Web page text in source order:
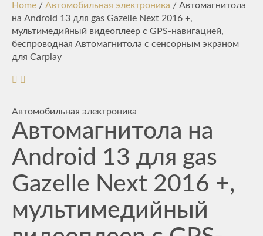
Home / Автомобильная электроника / Автомагнитола
на Android 13 для gas Gazelle Next 2016 +,
мультимедийный видеоплеер с GPS-навигацией,
беспроводная Автомагнитола с сенсорным экраном
для Carplay
Автомобильная электроника
Автомагнитола на
Android 13 для gas
Gazelle Next 2016 +,
мультимедийный